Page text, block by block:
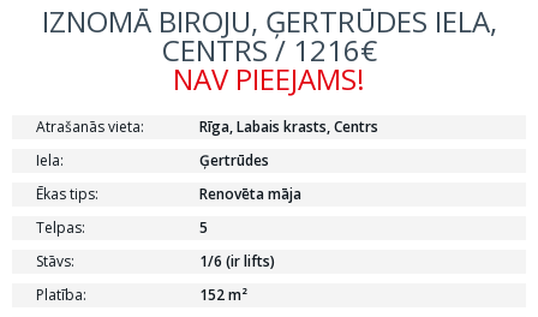
IZNOMĀ BIROJU, ĢERTRŪDES IELA,
CENTRS / 1216€
NAV PIEEJAMS!
Atrašanās vieta:
Rīga, Labais krasts, Centrs
Iela:
Ģertrūdes
Ēkas tips:
Renovēta māja
Telpas:
5
Stāvs:
1/6 (ir lifts)
Platība:
152 m²